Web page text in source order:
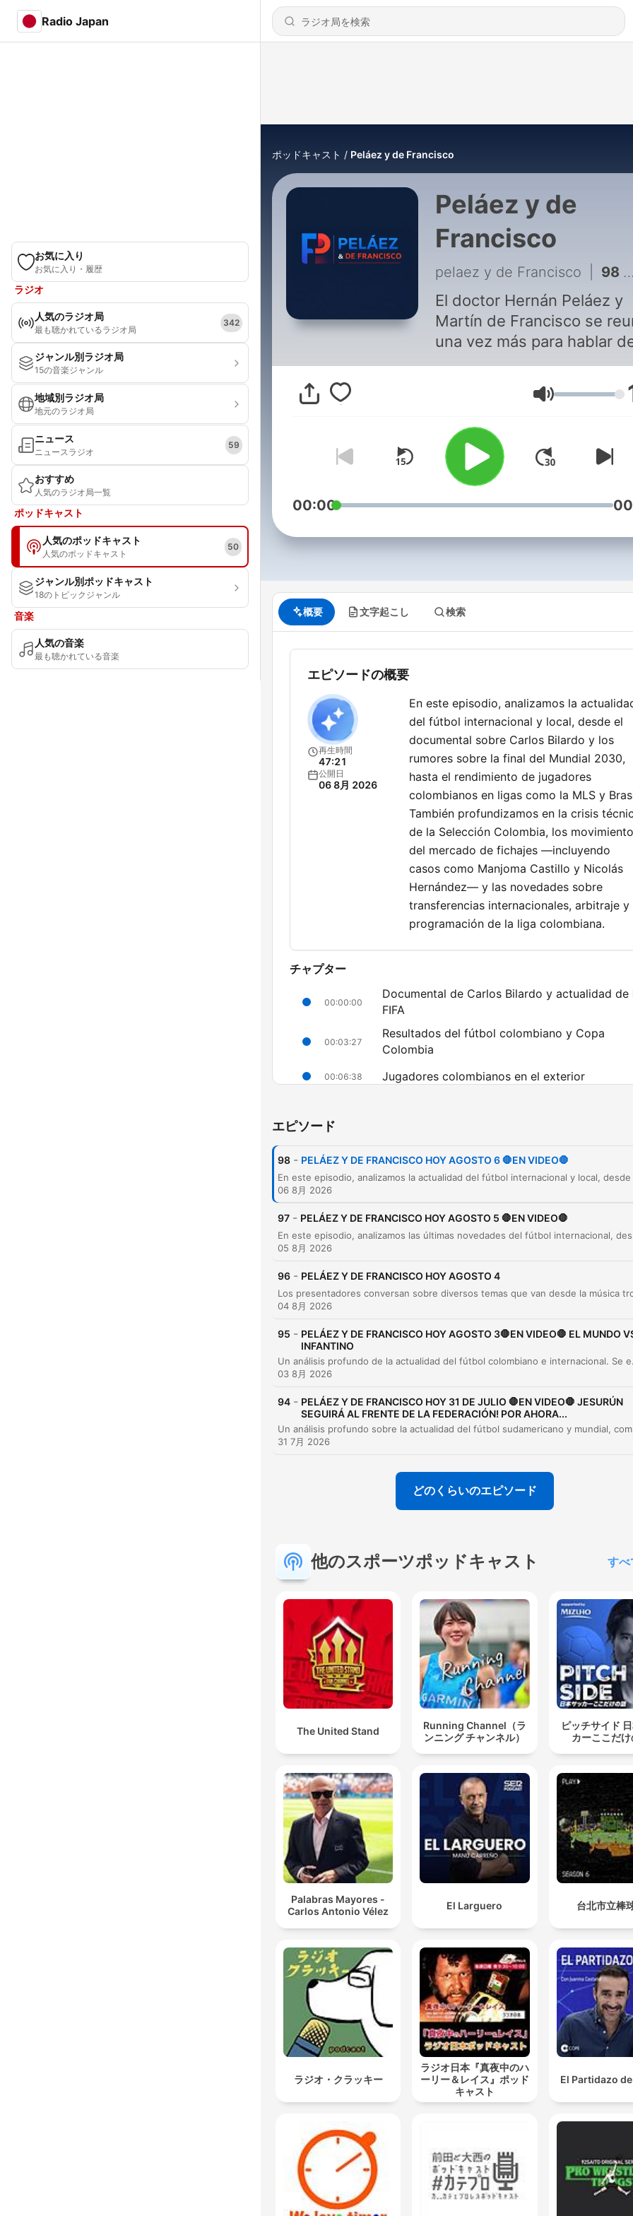
Radio Japan
お気に入り
お気に入り・履歴
ラジオ
人気のラジオ局
最も聴かれているラジオ局
342
ジャンル別ラジオ局
15の音楽ジャンル
地域別ラジオ局
地元のラジオ局
ニュース
ニュースラジオ
59
おすすめ
人気のラジオ局一覧
ポッドキャスト
人気のポッドキャスト
人気のポッドキャスト
50
ジャンル別ポッドキャスト
18のトピックジャンル
音楽
人気の音楽
最も聴かれている音楽
ポッドキャスト Peláez y de Francisco
Peláez y de
Francisco
pelaez y de Francisco 98 - PELÁEZ Y DE FRANCISCO HOY AGOSTO 6 🛑EN VIDEO🛑
El doctor Hernán Peláez y
Martín de Francisco se
una vez más para hablar
fútbol durante una hora.
音量
00:00
概要 文字起こし 検索
エピソードの概要
再生時間
47:21
公開日
06 8月 2026
En este episodio, analizamos la
del fútbol internacional y local, desde el
documental sobre Carlos Bilardo y los
rumores sobre la final del Mundial 2030,
hasta el rendimiento de jugadores
colombianos en ligas como la MLS y
También profundizamos en la crisis
de la Selección Colombia, los
del mercado de fichajes —incluyendo
casos como Manjoma Castillo y Nicolás
Hernández— y las novedades sobre
transferencias internacionales, arbitraje y
programación de la liga colombiana.
チャプター
00:00:00
Documental de Carlos Bilardo y actualidad de
FIFA
00:03:27
Resultados del fútbol colombiano y Copa
Colombia
00:06:38 Jugadores colombianos en el exterior
Colombia
00:21:05 Movimientos en el mercado de jugadores
00:27:17 Novedades y transferencias internacionales
00:33:56 Transferencias y noticias de salud en el fútbol
00:38:16 Resultados de los Juegos Centroamericanos
00:39:04
Rumores de mercado y movimientos
00:40:38
Actualidad del fútbol colombiano y Junior de
Barranquilla
チャプターをクリックすると、その場面に直接移動します
ハイライト
adelantado en muchas cosas al fútbol de hoy
00:01:35 · El locutor destaca la visión estratégica y pionera del
abrían la final al Estadio Santiago Bernabéu a cambio
de que a Marruecos le entregaran el Mundial de
del año 2029.
00:02:51 · Se discuten los rumores y posibles acuerdos
detrás de la asignación de sedes para grandes torneos de la
FIFA.
el señor Néstor Lorenzo depende de el capricho, el
gusto, la exigencia de quien lo contrata.
Selección Colombia frente a las decisiones de la Federación.
la situación termina en que decidieron no contar con
en las convocatorias. Entiendo que le dieron la
la instrucción al técnico que no lo llamara, que no lo
tuviera en cuenta.
Nicolás Hernández debido a una deuda pendiente del
estaba el Arsenal dispuesto a pagar todas las
exigencias Pero al ver el Real Madrid que podía
a uno de los jugadores más desequilibrantes y que le
hecho ganar títulos, porque a usted le podría gustar o
no, Vinicius, pero buen jugador sí es.
00:37:30 · Se discute la importancia de Vinicius para el Real
Madrid y cómo esto evitó su salida al Arsenal.
エピソード
98 - PELÁEZ Y DE FRANCISCO HOY AGOSTO 6 🛑EN VIDEO🛑
06 8月 2026
97 - PELÁEZ Y DE FRANCISCO HOY AGOSTO 5 🛑EN VIDEO🛑
05 8月 2026
96 - PELÁEZ Y DE FRANCISCO HOY AGOSTO 4
04 8月 2026
95 - PELÁEZ Y DE FRANCISCO HOY AGOSTO 3🛑EN VIDEO🛑 EL MUNDO
INFANTINO
Un análisis profundo de la actualidad del fútbol
03 8月 2026
94 - PELÁEZ Y DE FRANCISCO HOY 31 DE JULIO 🛑EN VIDEO🛑 JESURÚN
SEGUIRÁ AL FRENTE DE LA FEDERACIÓN! POR AHORA...
31 7月 2026
どのくらいのエピソード
他のスポーツポッドキャスト すべ
The United Stand
Running Channel（ラ
ンニング チャンネル）
ピッチサイド
カーここだ
Palabras Mayores -
Carlos Antonio Vélez
El Larguero 台北市立棒
ラジオ・クラッキー
ラジオ日本『真夜中のハ
ーリー＆レイス』ポッド
キャスト
El Partidazo de